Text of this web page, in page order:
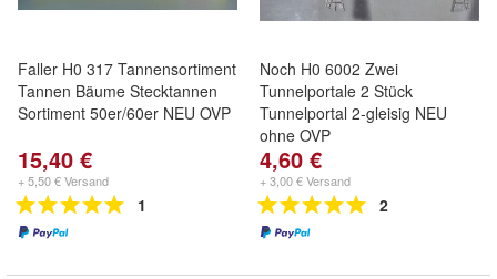
Faller H0 317 Tannensortiment
Tannen Bäume Stecktannen
Sortiment 50er/60er NEU OVP
15,40 €
+ 5,50 € Versand
1
Noch H0 6002 Zwei
Tunnelportale 2 Stück
Tunnelportal 2-gleisig NEU
ohne OVP
4,60 €
+ 3,00 € Versand
2